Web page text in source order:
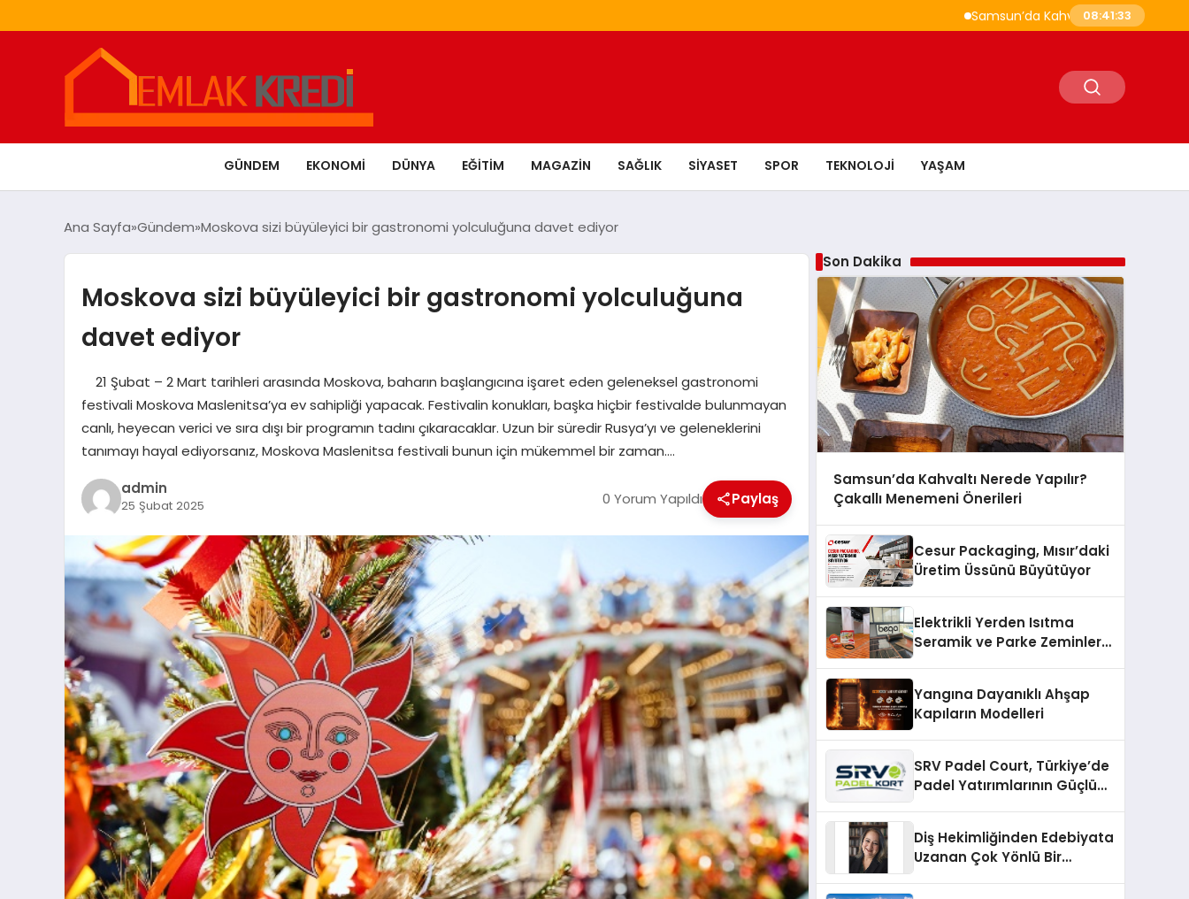
Samsun’da Kahvaltı Nerede Yapılır?
08:41:34
GÜNDEM EKONOMI DÜNYA EĞITIM MAGAZIN SAĞLIK SIYASET SPOR TEKNOLOJI YAŞAM
Ana Sayfa Gündem Moskova sizi büyüleyici bir gastronomi yolculuğuna davet ediyor
Moskova sizi büyüleyici bir gastronomi yolculuğuna
davet ediyor
21 Şubat – 2 Mart tarihleri arasında Moskova, baharın başlangıcına işaret eden geleneksel gastronomi
festivali Moskova Maslenitsa’ya ev sahipliği yapacak. Festivalin konukları, başka hiçbir festivalde bulunmayan
canlı, heyecan verici ve sıra dışı bir programın tadını çıkaracaklar. Uzun bir süredir Rusya’yı ve geleneklerini
tanımayı hayal ediyorsanız, Moskova Maslenitsa festivali bunun için mükemmel bir zaman….
admin
25 Şubat 2025 0 Yorum Yapıldı Paylaş
Son Dakika
Samsun’da Kahvaltı Nerede Yapılır?
Çakallı Menemeni Önerileri
Cesur Packaging, Mısır’daki
Üretim Üssünü Büyütüyor
Elektrikli Yerden Isıtma
Seramik ve Parke Zeminler
Yangına Dayanıklı Ahşap
Kapıların Modelleri
SRV Padel Court, Türkiye’de
Padel Yatırımlarının Güçlü
Diş Hekimliğinden Edebiyata
Uzanan Çok Yönlü Bir